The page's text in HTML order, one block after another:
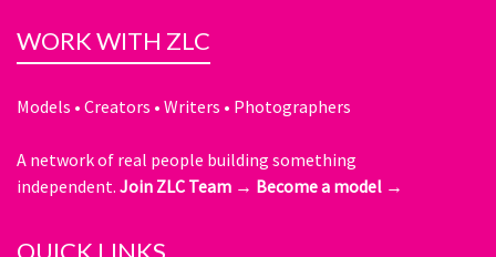
WORK WITH ZLC
Models • Creators • Writers • Photographers
A network of real people building something
independent. Join ZLC Team → Become a model →